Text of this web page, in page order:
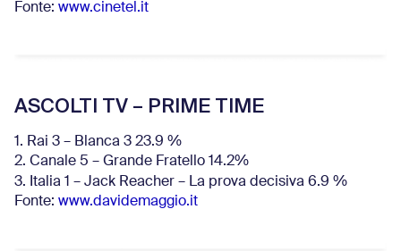
Fonte: www.cinetel.it
ASCOLTI TV – PRIME TIME
1. Rai 3 – Blanca 3 23.9 %
2. Canale 5 – Grande Fratello 14.2%
3. Italia 1 – Jack Reacher – La prova decisiva 6.9 %
Fonte: www.davidemaggio.it